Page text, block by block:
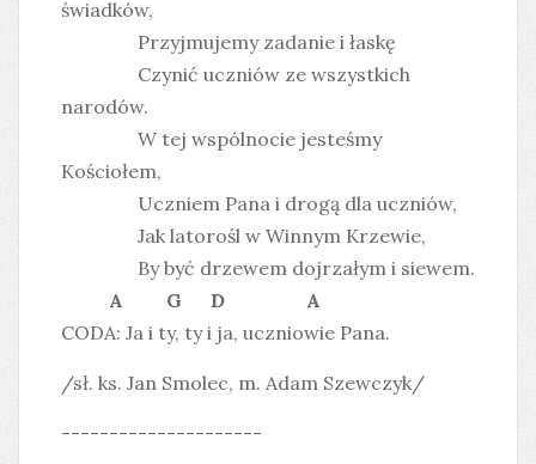
świadków,
Przyjmujemy zadanie i łaskę
Czynić uczniów ze wszystkich
narodów.
W tej wspólnocie jesteśmy
Kościołem,
Uczniem Pana i drogą dla uczniów,
Jak latorośl w Winnym Krzewie,
By być drzewem dojrzałym i siewem.
A G D A
CODA: Ja i ty, ty i ja, uczniowie Pana.
/sł. ks. Jan Smolec, m. Adam Szewczyk/
---------------------